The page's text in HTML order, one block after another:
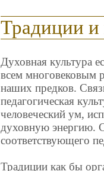
Традиции и
Духовная культура
всем многовековым
наших предков.
педагогическая
человеческий ум,
духовную энергию.
соответствующего
Традиции как бы